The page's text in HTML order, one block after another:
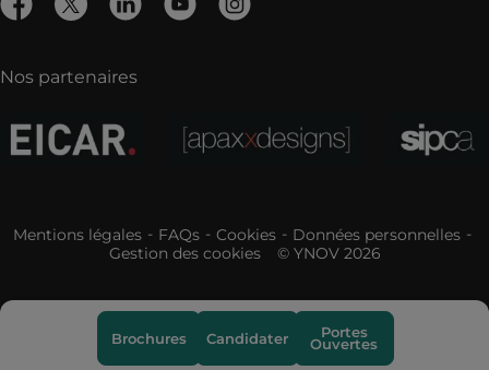
Brochures Candidater Portes
Ouvertes
Nos partenaires
Mentions légales FAQs Cookies
Données personnelles
Gestion des cookies
© YNOV 2026